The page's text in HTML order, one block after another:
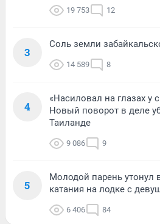
19 753 12
3
Соль земли
14 589 8
4
«Насиловал на глазах у
Новый поворот в деле
Таиланде
9 086 9
5
Молодой парень утонул
катания на лодке с
6 406 84